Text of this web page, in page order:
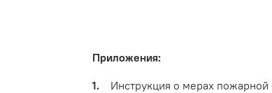
Приложения:
1. Инструкция о мерах пожарной